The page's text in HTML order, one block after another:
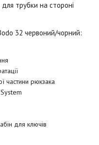
трубки на стороні
32 червоний/чорний:
частини рюкзака
для ключів